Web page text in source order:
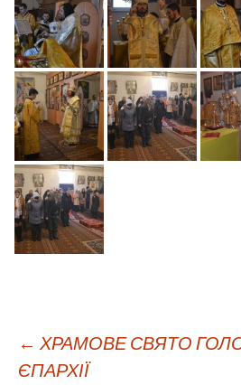
Навігація
← ХРАМОВЕ СВЯТО
ЄПАРХІЇ